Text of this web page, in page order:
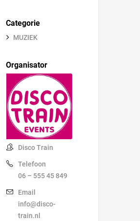
Categorie
MUZIEK
Organisator
Disco Train
Telefoon
06 – 555 45 849
Email
info@disco-
train.nl